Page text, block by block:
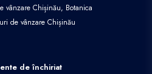
vânzare Chișinău, Botanica
de vânzare Chișinău
de închiriat